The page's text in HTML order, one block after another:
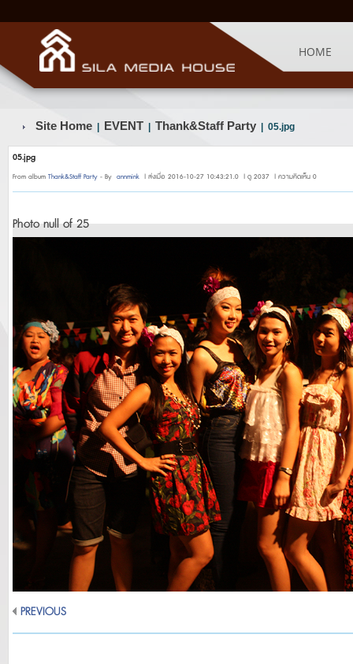
HOME
Site Home EVENT Thank&Staff Party | 05.jpg
05.jpg
From album Thank&Staff Party - By annmink | ส่งเมื่อ 2016-10-27 10:43:21.0 | ดู 2037 | ความคิดเห็น 0
Photo null of 25
PREVIOUS